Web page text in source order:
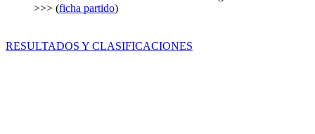
>>> (ficha partido)
RESULTADOS Y CLASIFICACIONES